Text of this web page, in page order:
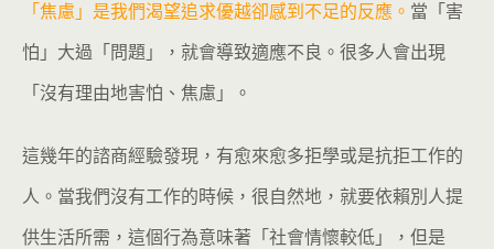
「焦慮」是我們渴望追求優越卻感到不足的反應。 當「害
怕」大過「問題」，就會導致適應不良。很多人會出現
「沒有理由地害怕、焦慮」。
這幾年的諮商經驗發現，有愈來愈多拒學或是抗拒工作的
人。當我們沒有工作的時候，很自然地，就要依賴別人提
供生活所需，這個行為意味著「社會情懷較低」，但是